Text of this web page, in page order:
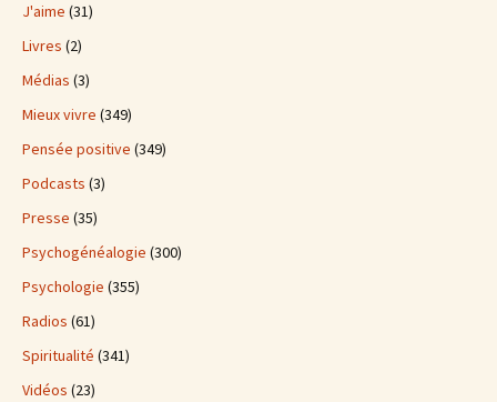
J'aime (31)
Livres (2)
Médias (3)
Mieux vivre (349)
Pensée positive (349)
Podcasts (3)
Presse (35)
Psychogénéalogie (300)
Psychologie (355)
Radios (61)
Spiritualité (341)
Vidéos (23)